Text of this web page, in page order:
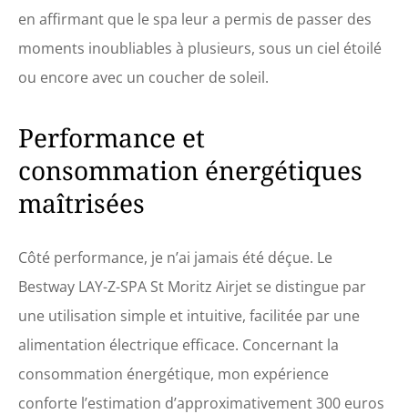
en affirmant que le spa leur a permis de passer des
moments inoubliables à plusieurs, sous un ciel étoilé
ou encore avec un coucher de soleil.
Performance et
consommation énergétiques
maîtrisées
Côté performance, je n’ai jamais été déçue. Le
Bestway LAY-Z-SPA St Moritz Airjet se distingue par
une utilisation simple et intuitive, facilitée par une
alimentation électrique efficace. Concernant la
consommation énergétique, mon expérience
conforte l’estimation d’approximativement 300 euros